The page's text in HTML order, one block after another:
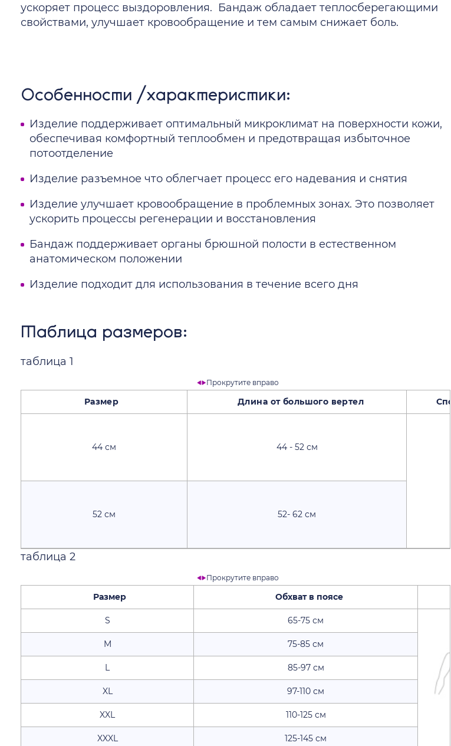
ускоряет процесс выздоровления. Бандаж обладает теплосберегающими
свойствами, улучшает кровообращение и тем самым снижает боль.
Особенности /характеристики:
Изделие поддерживает оптимальный микроклимат на поверхности кожи,
обеспечивая комфортный теплообмен и предотвращая избыточное
потоотделение
Изделие разъемное что облегчает процесс его надевания и снятия
Изделие улучшает кровообращение в проблемных зонах. Это позволяет
ускорить процессы регенерации и восстановления
Бандаж поддерживает органы брюшной полости в естественном
анатомическом положении
Изделие подходит для использования в течение всего дня
Таблица размеров:
таблица 1
Прокрутите вправо
Размер Длина от большого вертел
44 см 44 - 52 см
52 см 52- 62 см
таблица 2
Прокрутите вправо
Размер Обхват в поясе
S 65-75 см
M 75-85 см
L 85-97 см
XL 97-110 см
XXL 110-125 см
XXXL 125-145 см